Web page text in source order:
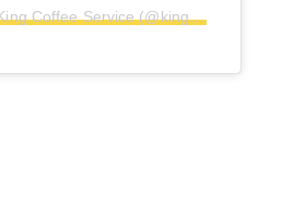
Публикация от King Coffee Service (@kingcoffeeeesti)